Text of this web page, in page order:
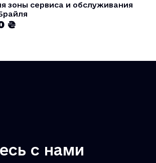
зоны сервиса и обслуживания
₴
с нами